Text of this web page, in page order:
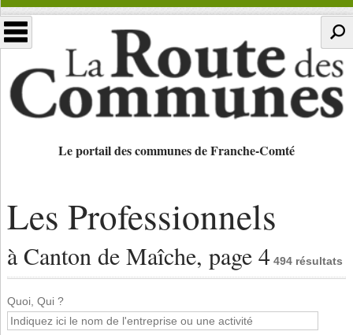
Le portail des communes de Franche-Comté
Les Professionnels
à Canton de Maîche, page 4 494 résultats
Quoi, Qui ?